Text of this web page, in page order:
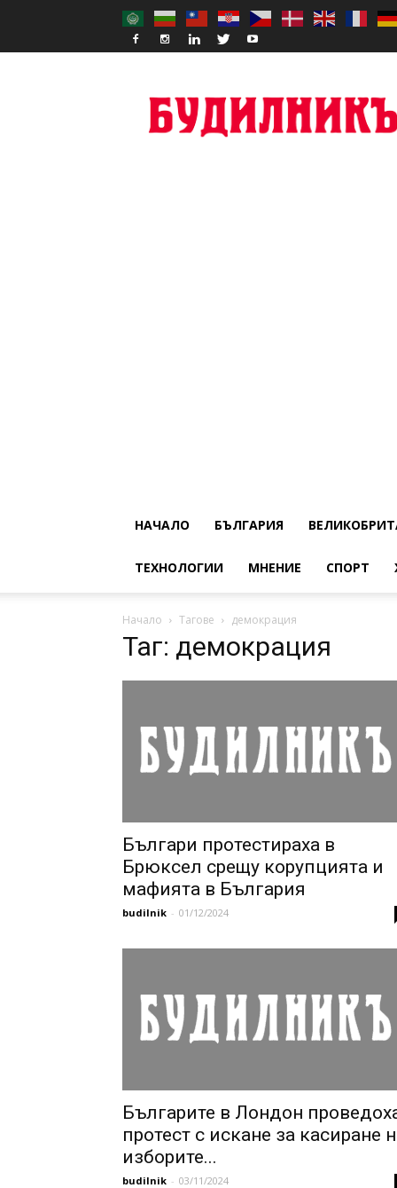
НАЧАЛО БЪЛГАРИЯ
ТЕХНОЛОГИИ МНЕНИЕ СПОРТ
Начало Тагове демокрация
Таг: демокрация
Българи протестираха в
Брюксел срещу корупцията и
мафията в България
budilnik - 01/12/2024
Българите в Лондон
протест с искане за касиране
изборите...
budilnik - 03/11/2024